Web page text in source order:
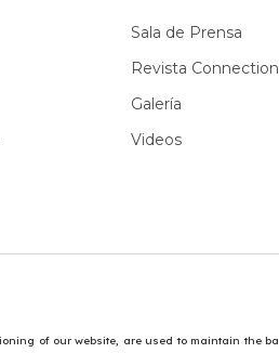
Sala de Prensa
Revista Connection
Galería
Videos